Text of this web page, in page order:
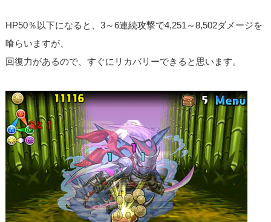
HP50％以下になると、3～6連続攻撃で4,251～8,502ダメージを
喰らいますが、
回復力があるので、すぐにリカバリーできると思います。